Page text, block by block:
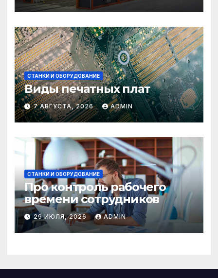
СТАНКИ И ОБОРУДОВАНИЕ
Виды печатных плат
7 АВГУСТА, 2026 ADMIN
СТАНКИ И ОБОРУДОВАНИЕ
Про контроль рабочего
времени сотрудников
29 ИЮЛЯ, 2026 ADMIN